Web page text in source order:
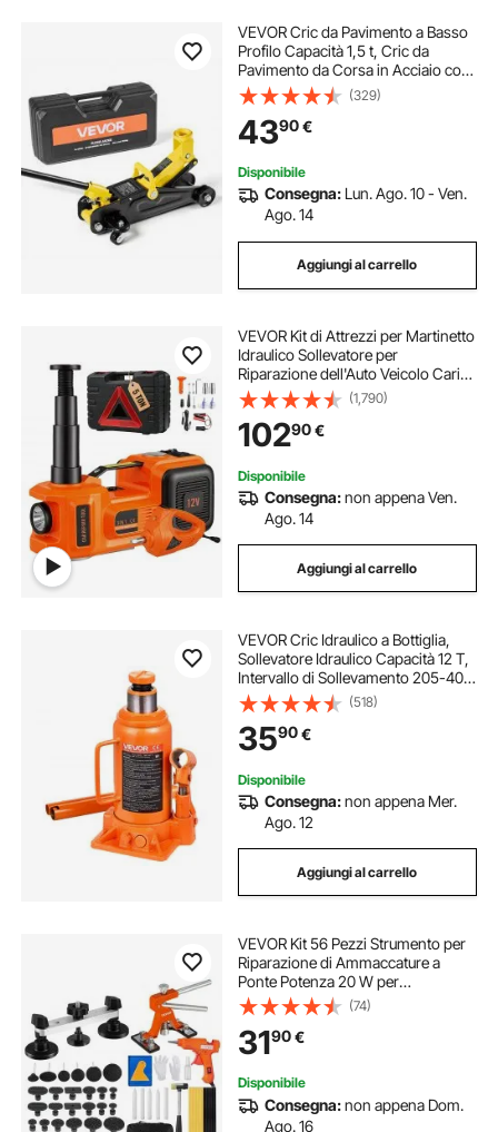
VEVOR Cric da Pavimento a Basso
Profilo Capacità 1,5 t, Cric da
Pavimento da Corsa in Acciaio con
Pompa a Sollevamento Rapido a
Pistone Singolo, Sollevatore
Idraulico per Auto Sportive, Berline
(329)
4390€
Disponibile
Consegna: Lun. Ago. 10 - Ven.
Ago. 14
Aggiungi al carrello
VEVOR Kit di Attrezzi per Martinetto
Idraulico Sollevatore per
Riparazione dell'Auto Veicolo Carico
Massimo 5 Tonnellate Corrente CC
12V 180W 15A Pressione 10bar,
Cassetta di Attrezzi per Martinetto
(1,790)
10290€
Disponibile
Consegna:non appena Ven.
Ago. 14
Aggiungi al carrello
VEVOR Cric Idraulico a Bottiglia,
Sollevatore Idraulico Capacità 12 T,
Intervallo di Sollevamento 205-400
mm, Cric a Bottiglia Saldato per
Riparazioni Auto, Ascensori
Domestici, Arancione
(518)
3590€
Disponibile
Consegna:non appena Mer.
Ago. 12
Aggiungi al carrello
VEVOR Kit 56 Pezzi Strumento per
Riparazione di Ammaccature a
Ponte Potenza 20 W per
Carrozzeria Auto Veicolo da Garage
Officina Fai-da-te, Kit Estrattore
Ammaccature a Ponte in Alluminio
PVC Gomma
(74)
3190€
Disponibile
Consegna:non appena Dom.
Ago. 16